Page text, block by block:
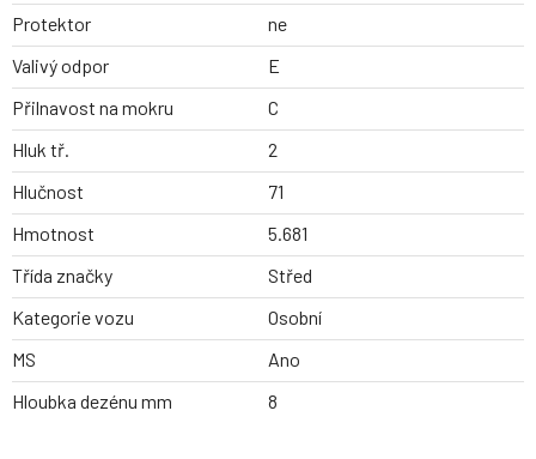
Protektor
ne
Valivý odpor
E
Přilnavost na mokru
C
Hluk tř.
2
Hlučnost
71
Hmotnost
5.681
Třída značky
Střed
Kategorie vozu
Osobní
MS
Ano
Hloubka dezénu mm
8